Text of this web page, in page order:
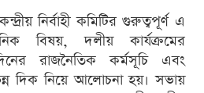
নির্বাহী কমিটির গুরুত্বপূর্ণ এ
বিষয়, দলীয় কার্যক্রমের
রাজনৈতিক কর্মসূচি এবং
দিক নিয়ে আলোচনা হয়। সভায়